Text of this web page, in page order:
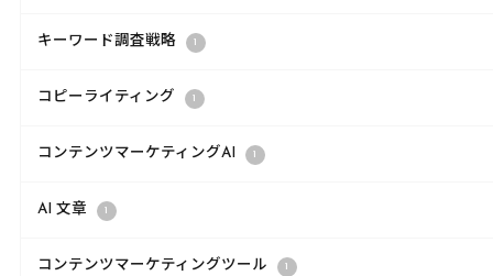
キーワード調査戦略 1
コピーライティング 1
コンテンツマーケティングAI 1
AI 文章 1
コンテンツマーケティングツール 1